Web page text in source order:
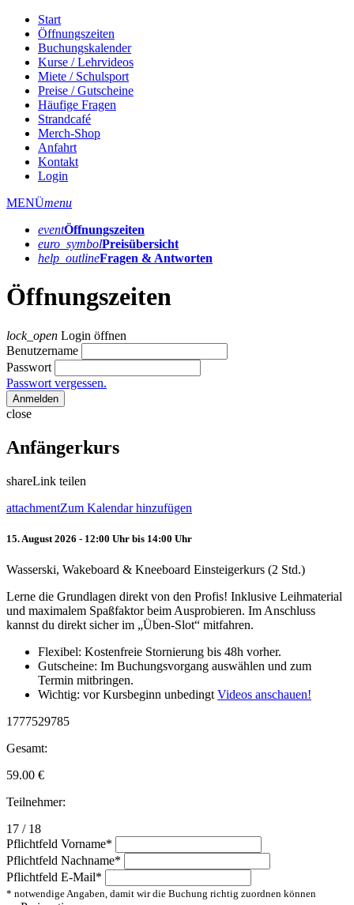
Start
Öffnungszeiten
Buchungskalender
Kurse / Lehrvideos
Miete / Schulsport
Preise / Gutscheine
Häufige Fragen
Strandcafé
Merch-Shop
Anfahrt
Kontakt
Login
MENÜmenu
eventÖffnungs­zeiten
euro_symbolPreis­übersicht
help_outlineFragen & Antworten
Öffnungszeiten
lock_open Login öffnen
Benutzername
Passwort
Passwort vergessen.
Anmelden
close
Anfängerkurs
shareLink teilen
attachmentZum Kalendar hinzufügen
15. August 2026 - 12:00 Uhr bis 14:00 Uhr
Wasserski, Wakeboard & Kneeboard Einsteigerkurs (2 Std.)
Lerne die Grundlagen direkt von den Profis! Inklusive Leihmaterial
und maximalem Spaßfaktor beim Ausprobieren. Im Anschluss
kannst du direkt sicher im „Üben-Slot“ mitfahren.
Flexibel: Kostenfreie Stornierung bis 48h vorher.
Gutscheine: Im Buchungsvorgang auswählen und zum
Termin mitbringen.
Wichtig: vor Kursbeginn unbedingt Videos anschauen!
1777529785
Gesamt:
59.00 €
Teilnehmer:
17 / 18
Pflichtfeld Vorname*
Pflichtfeld Nachname*
Pflichtfeld E-Mail*
* notwendige Angaben, damit wir die Buchung richtig zuordnen können